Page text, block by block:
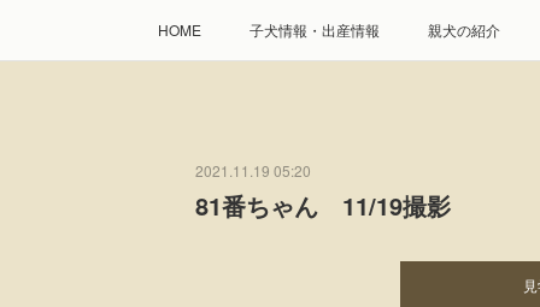
HOME 子犬情報・出産情報 親犬の紹介
2021.11.19 05:20
81番ちゃん 11/19撮影